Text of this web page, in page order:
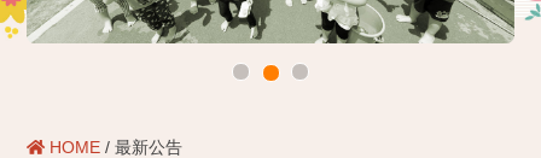
HOME / 最新公告